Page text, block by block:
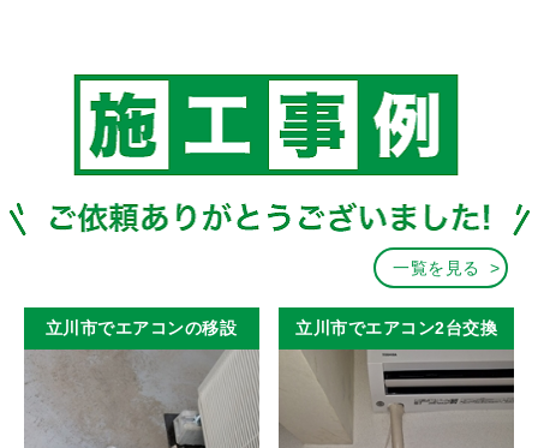
一覧を見る
立川市でエアコンの移設 立川市でエアコン2台交換